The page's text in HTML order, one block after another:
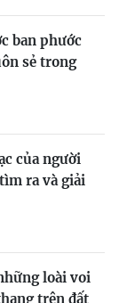
ban phước
sẻ trong
của người
ra và giải
loài voi
trên đất